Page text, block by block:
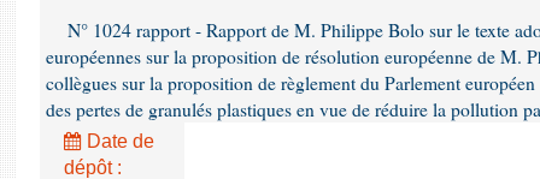
N° 1024 rapport - Rapport de M. Philippe Bolo sur le texte
européennes sur la proposition de résolution européenne de M.
collègues sur la proposition de règlement du Parlement
des pertes de granulés plastiques en vue de réduire la pollution
Date de
dépôt :